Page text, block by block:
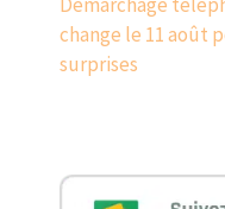
change le 11 août
surprises